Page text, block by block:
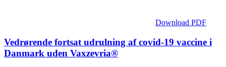
Download PDF
Vedrørende fortsat udrulning af covid-19 vaccine i
Danmark uden Vaxzevria®